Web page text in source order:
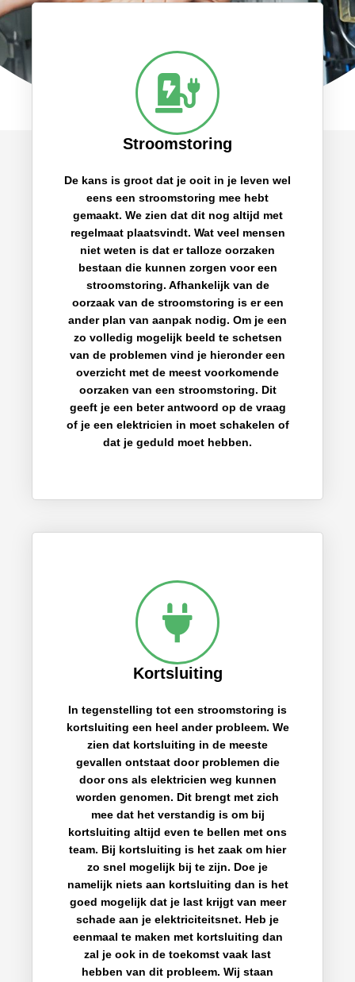
Stroomstoring
De kans is groot dat je ooit in je leven wel
eens een stroomstoring mee hebt
gemaakt. We zien dat dit nog altijd met
regelmaat plaatsvindt. Wat veel mensen
niet weten is dat er talloze oorzaken
bestaan die kunnen zorgen voor een
stroomstoring. Afhankelijk van de
oorzaak van de stroomstoring is er een
ander plan van aanpak nodig. Om je een
zo volledig mogelijk beeld te schetsen
van de problemen vind je hieronder een
overzicht met de meest voorkomende
oorzaken van een stroomstoring. Dit
geeft je een beter antwoord op de vraag
of je een elektricien in moet schakelen of
dat je geduld moet hebben.
Kortsluiting
In tegenstelling tot een stroomstoring is
kortsluiting een heel ander probleem. We
zien dat kortsluiting in de meeste
gevallen ontstaat door problemen die
door ons als elektricien weg kunnen
worden genomen. Dit brengt met zich
mee dat het verstandig is om bij
kortsluiting altijd even te bellen met ons
team. Bij kortsluiting is het zaak om hier
zo snel mogelijk bij te zijn. Doe je
namelijk niets aan kortsluiting dan is het
goed mogelijk dat je last krijgt van meer
schade aan je elektriciteitsnet. Heb je
eenmaal te maken met kortsluiting dan
zal je ook in de toekomst vaak last
hebben van dit probleem. Wij staan